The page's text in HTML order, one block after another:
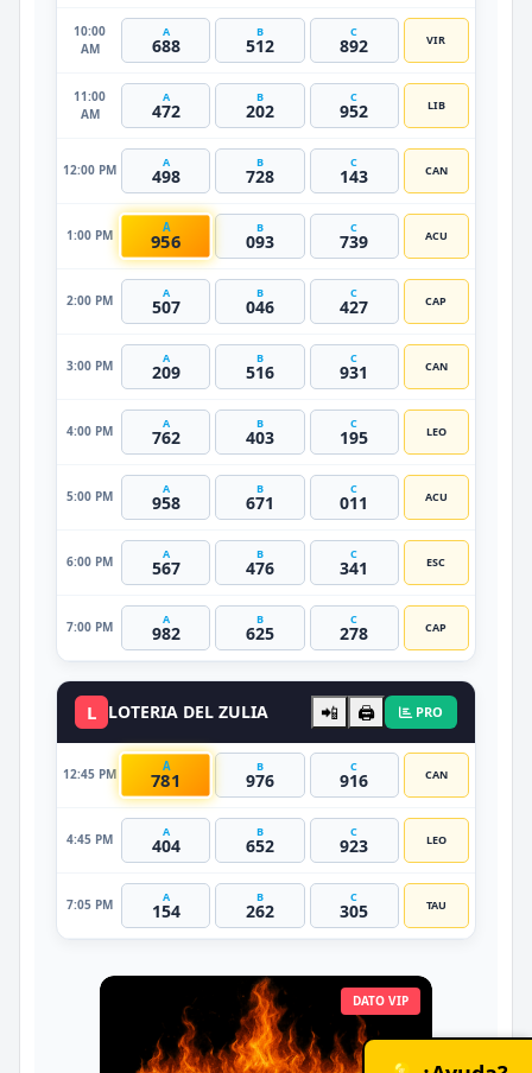
10:00
AM
A
688
B
512
C
892 VIR
11:00
AM
A
472
B
202
C
952 LIB
12:00 PM A
498
B
728
C
143 CAN
1:00 PM
A
956
B
093
C
739 ACU
2:00 PM A
507
B
046
C
427 CAP
3:00 PM A
209
B
516
C
931 CAN
4:00 PM A
762
B
403
C
195 LEO
5:00 PM A
958
B
671
C
011 ACU
6:00 PM A
567
B
476
C
341 ESC
7:00 PM A
982
B
625
C
278 CAP
L LOTERIA DEL ZULIA 📲 🖨️ PRO
12:45 PM
A
781
B
976
C
916 CAN
4:45 PM A
404
B
652
C
923 LEO
7:05 PM A
154
B
262
C
305 TAU
DATO VIP